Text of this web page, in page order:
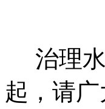
治理水
起，请